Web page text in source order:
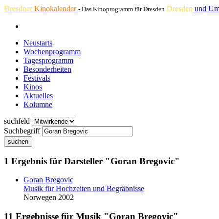
DresdnerKinokalender - Das Kinoprogramm für Dresden Dresden und
Neustarts
Wochenprogramm
Tagesprogramm
Besonderheiten
Festivals
Kinos
Aktuelles
Kolumne
suchfeld
Suchbegriff
suchen
1 Ergebnis für Darsteller "Goran Bregovic"
Goran Bregovic
Musik für Hochzeiten und Begräbnisse
Norwegen 2002
11 Ergebnisse für Musik "Goran Bregovic"